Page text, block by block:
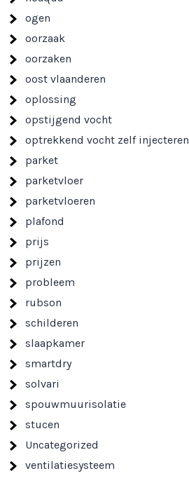
ogen
oorzaak
oorzaken
oost vlaanderen
oplossing
opstijgend vocht
optrekkend vocht zelf injecteren
parket
parketvloer
parketvloeren
plafond
prijs
prijzen
probleem
rubson
schilderen
slaapkamer
smartdry
solvari
spouwmuurisolatie
stucen
Uncategorized
ventilatiesysteem